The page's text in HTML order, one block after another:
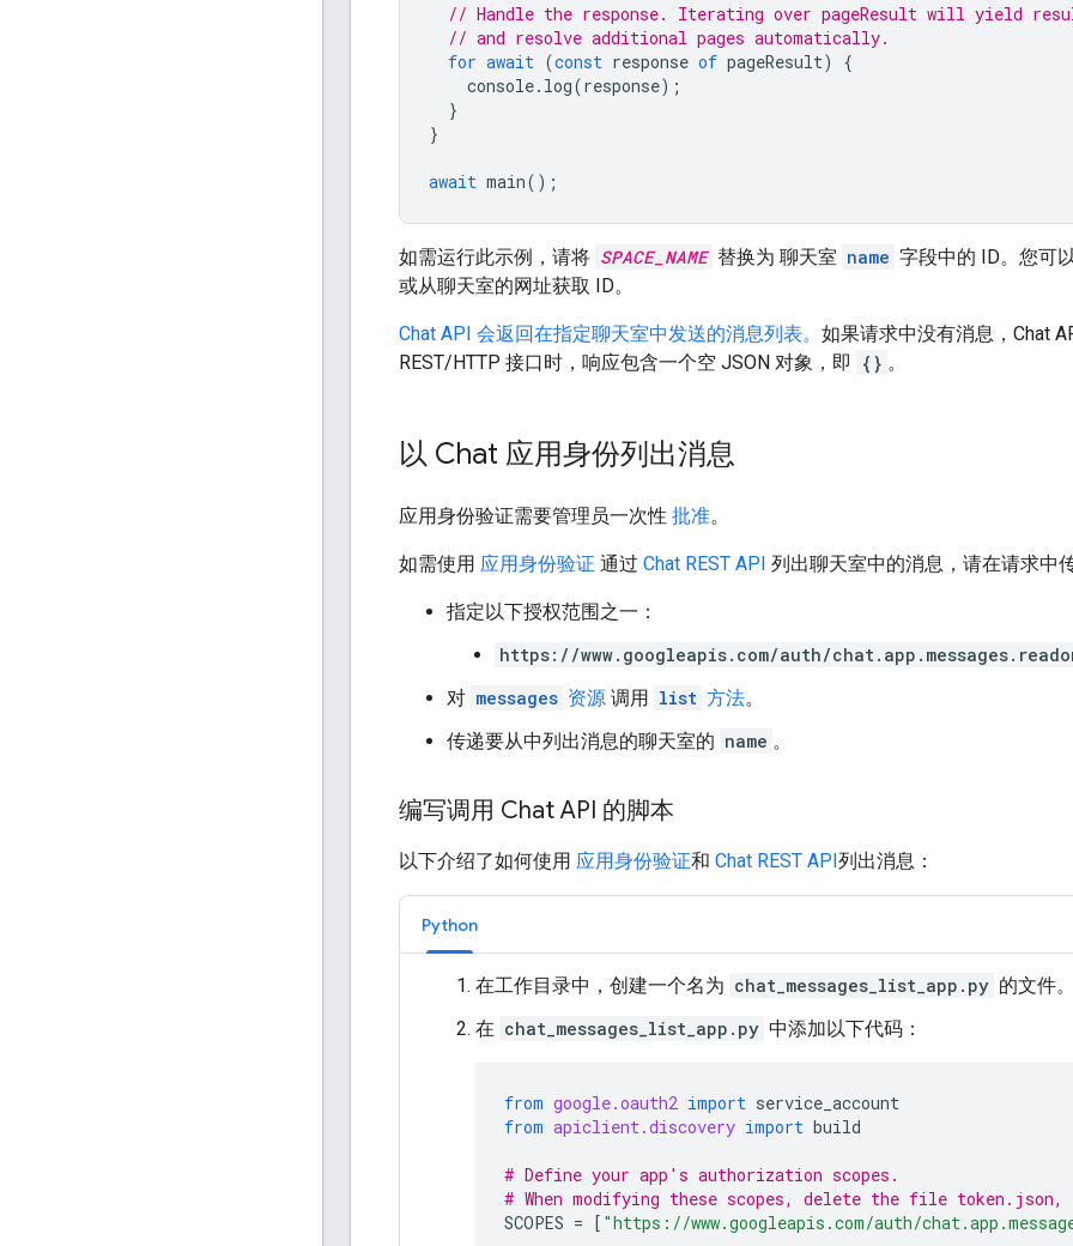
// Handle the response. Iterating over pageResult will yield
// and resolve additional pages automatically.
for await (const response of pageResult)
{
console. log(response);
}
}
await main();
如需运行此示例，请将 SPACE_NAME 替换为 聊天室 name 字段中的 ID。您可
或从聊天室的网址获取 ID。
Chat API 会返回在指定聊天室中发送的消息列表。 如果请求中没有消息，Chat
REST/HTTP 接口时，响应包含一个空 JSON 对象，即
{} 。
以 Chat 应用身份列出消息
应用身份验证需要管理员一次性 批准。
如需使用 应用身份验证 通过 Chat REST API 列出聊天室中的消息，请在请求中
指定以下授权范围之一：
https://www.googleapis.com/auth/
对 messages 资源 调用 list 方法。
传递要从中列出消息的聊天室的 name 。
编写调用 Chat API 的脚本
以下介绍了如何使用 应用身份验证和 Chat REST API列出消息：
Python
在工作目录中，创建一个名为 chat_messages_list_app.py 的文件
在 chat_messages_list_app.py 中添加以下代码：
from google.oauth2 import service_account
from apiclient.discovery import build
# Define your app's authorization scopes.
# When modifying these scopes, delete the file
SCOPES = [ "https://www.googleapis.com/auth/